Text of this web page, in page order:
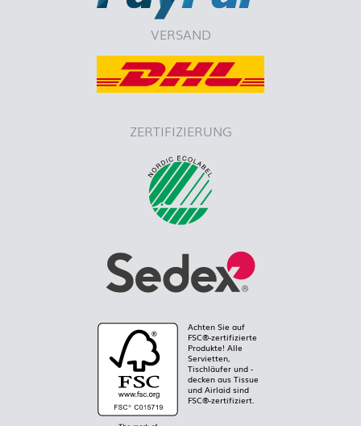
VERSAND
ZERTIFIZIERUNG
Achten Sie auf
FSC®-zertifizierte
Produkte! Alle
Servietten,
Tischläufer und -
decken aus Tissue
und Airlaid sind
FSC®-zertifiziert.